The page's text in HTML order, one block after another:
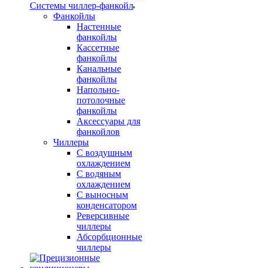
Системы чиллер-фанкойл
Фанкойлы
Настенные
фанкойлы
Кассетные
фанкойлы
Канальные
фанкойлы
Напольно-
потолочные
фанкойлы
Аксессуары для
фанкойлов
Чиллеры
С воздушным
охлаждением
С водяным
охлаждением
С выносным
конденсатором
Реверсивные
чиллеры
Абсорбционные
чиллеры